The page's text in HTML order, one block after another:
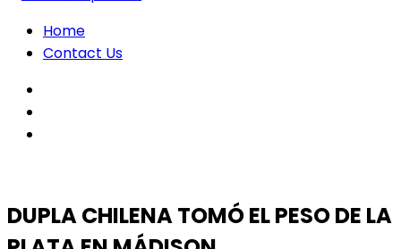
Home
Contact Us
DUPLA CHILENA TOMÓ EL PESO DE LA